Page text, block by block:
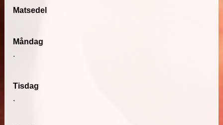
Matsedel
Måndag
.
Tisdag
.